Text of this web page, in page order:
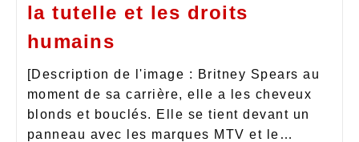
la tutelle et les droits
humains
[Description de l'image : Britney Spears au
moment de sa carrière, elle a les cheveux
blonds et bouclés. Elle se tient devant un
panneau avec les marques MTV et le…